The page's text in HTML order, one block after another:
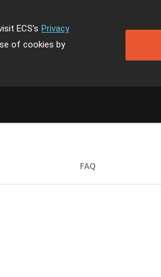
ECS's Privacy
of cookies by
FAQ